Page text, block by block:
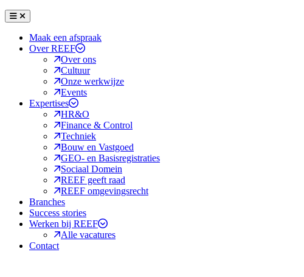
Menu
Sluiten
Maak een afspraak
Over REEF
Over ons
Cultuur
Onze werkwijze
Events
Expertises
HR&O
Finance & Control
Techniek
Bouw en Vastgoed
GEO- en Basisregistraties
Sociaal Domein
REEF geeft raad
REEF omgevingsrecht
Branches
Success stories
Werken bij REEF
Alle vacatures
Contact